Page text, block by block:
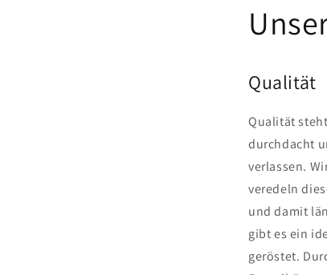
Qualität
Qualität
durchdacht
verlassen.
veredeln
und damit
gibt es ein
geröstet.